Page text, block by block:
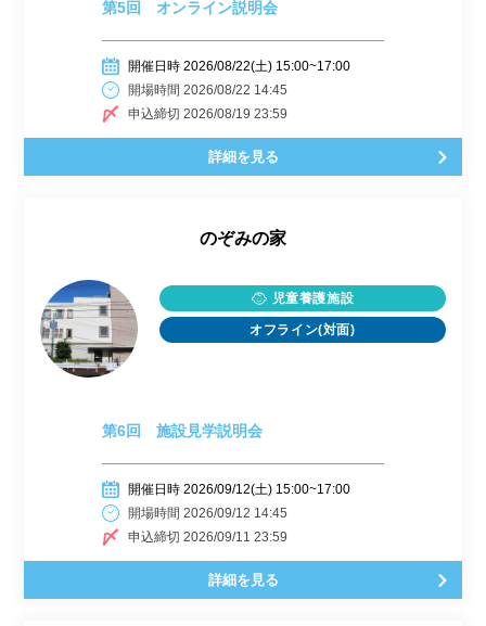
第5回 オンライン説明会
開催日時 2026/08/22(土) 15:00~17:00
開場時間 2026/08/22 14:45
申込締切 2026/08/19 23:59
詳細を見る
のぞみの家
児童養護施設
オフライン(対面)
第6回 施設見学説明会
開催日時 2026/09/12(土) 15:00~17:00
開場時間 2026/09/12 14:45
申込締切 2026/09/11 23:59
詳細を見る